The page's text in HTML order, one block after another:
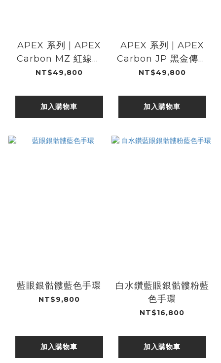
APEX 系列 | APEX
Carbon MZ 紅線狂
飆計時碼錶
NT$49,800
加入購物車
APEX 系列 | APEX
Carbon JP 黑金傳奇
計時碼錶
NT$49,800
加入購物車
藍眼銀骷髏藍色手環
NT$9,800
加入購物車
白水鑽藍眼銀骷髏粉藍
色手環
NT$16,800
加入購物車